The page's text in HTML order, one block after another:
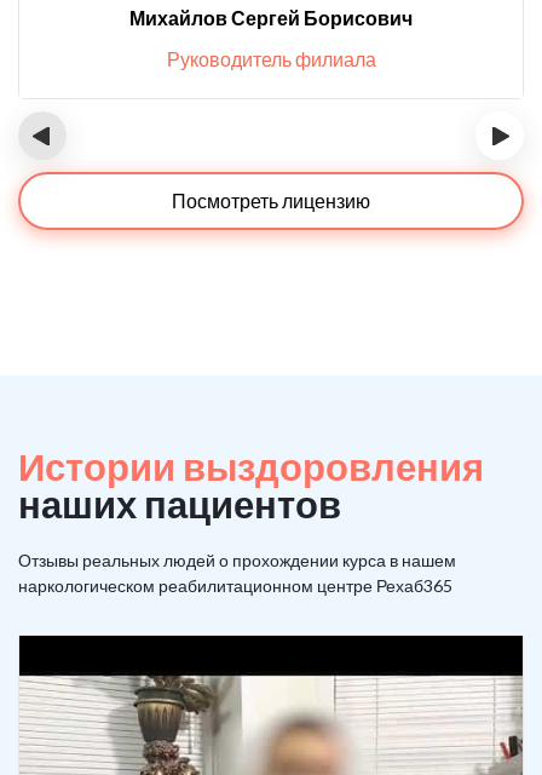
Михайлов Сергей Борисович
Руководитель филиала
‹ ›
Посмотреть лицензию
Истории выздоровления
наших пациентов
Отзывы реальных людей о прохождении курса в нашем
наркологическом реабилитационном центре Рехаб365